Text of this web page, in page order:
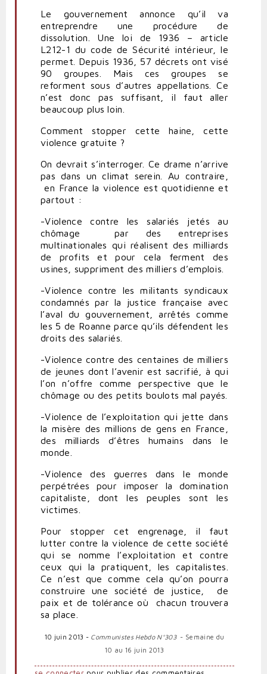
Le gouvernement annonce qu’il va
entreprendre une procédure de
dissolution. Une loi de 1936 – article
L212-1 du code de Sécurité intérieur, le
permet. Depuis 1936, 57 décrets ont visé
90 groupes. Mais ces groupes se
reforment sous d’autres appellations. Ce
n’est donc pas suffisant, il faut aller
beaucoup plus loin.
Comment stopper cette haine, cette
violence gratuite ?
On devrait s’interroger. Ce drame n’arrive
pas dans un climat serein. Au contraire,
en France la violence est quotidienne et
partout :
-Violence contre les salariés jetés au
chômage par des entreprises
multinationales qui réalisent des milliards
de profits et pour cela ferment des
usines, suppriment des milliers d’emplois.
-Violence contre les militants syndicaux
condamnés par la justice française avec
l’aval du gouvernement, arrêtés comme
les 5 de Roanne parce qu’ils défendent les
droits des salariés.
-Violence contre des centaines de milliers
de jeunes dont l’avenir est sacrifié, à qui
l’on n’offre comme perspective que le
chômage ou des petits boulots mal payés.
-Violence de l’exploitation qui jette dans
la misère des millions de gens en France,
des milliards d’êtres humains dans le
monde.
-Violence des guerres dans le monde
perpétrées pour imposer la domination
capitaliste, dont les peuples sont les
victimes.
Pour stopper cet engrenage, il faut
lutter contre la violence de cette société
qui se nomme l’exploitation et contre
ceux qui la pratiquent, les capitalistes.
Ce n’est que comme cela qu’on pourra
construire une société de justice, de
paix et de tolérance où chacun trouvera
sa place.
10 juin 2013 - Communistes Hebdo N°303 - Semaine du
10 au 16 juin 2013